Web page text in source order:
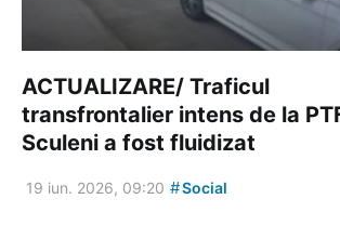
ACTUALIZARE/ Traficul
transfrontalier intens de la
Sculeni a fost fluidizat
19 iun. 2026, 09:20 #Social